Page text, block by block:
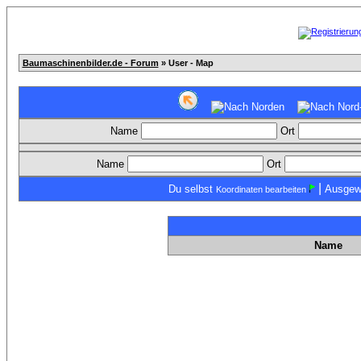
Baumaschinenbilder.de - Forum » User - Map
Name Ort
Name Ort
Du selbst Koordinaten bearbeiten |
Name